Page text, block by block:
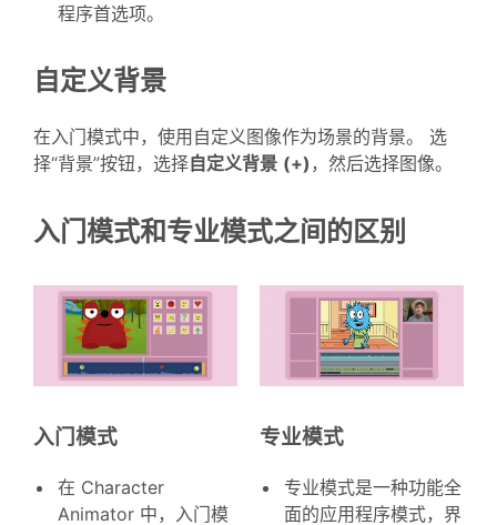
程序首选项。
自定义背景
在入门模式中，使用自定义图像作为场景的背景。 选
择“背景”按钮，选择自定义背景 (+) ，然后选择图像。
入门模式和专业模式之间的区别
入门模式
在 Character
Animator 中，入门模
专业模式
专业模式是一种功能全
面的应用程序模式，界